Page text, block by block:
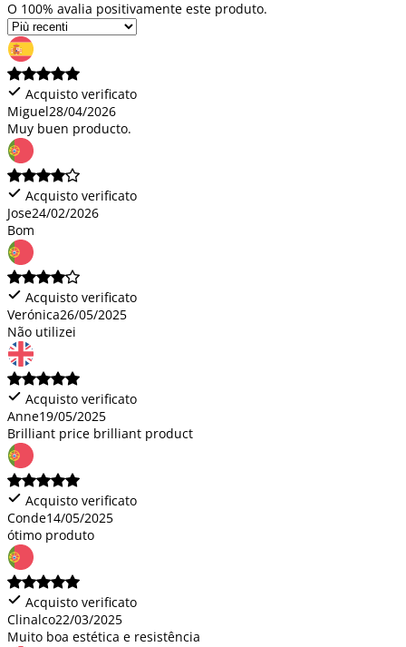
O 100% avalia positivamente este produto.
Acquisto verificato
Miguel28/04/2026
Muy buen producto.
Acquisto verificato
Jose24/02/2026
Bom
Acquisto verificato
Verónica26/05/2025
Não utilizei
Acquisto verificato
Anne19/05/2025
Brilliant price brilliant product
Acquisto verificato
Conde14/05/2025
ótimo produto
Acquisto verificato
Clinalco22/03/2025
Muito boa estética e resistência